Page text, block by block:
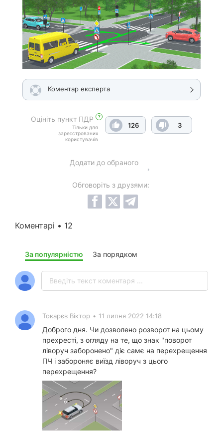
Коментар експерта
Оцініть пункт ПДР ?
Тільки для
зареєстрованих
користувачів
126 3
Додати до обраного
Обговоріть з друзями:
Коментарі • 12
За популярністю За порядком
Токарєв Віктор • 11 липня 2022 14:18
Доброго дня. Чи дозволено розворот на цьому
прехресті, з огляду на те, що знак "поворот
ліворуч заборонено" діє самє на перехрещення
ПЧ і забороняє виїзд ліворуч з цього
перехрещення?